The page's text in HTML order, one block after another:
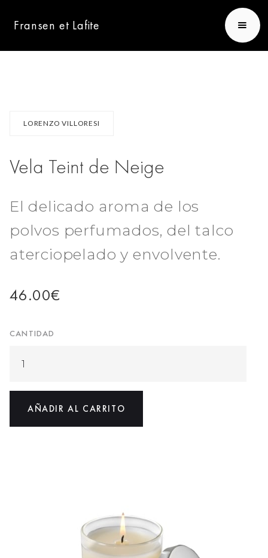
Fransen et Lafite
LORENZO VILLORESI
Vela Teint de Neige
El delicado aroma de los
polvos perfumados, del talco
aterciopelado y envolvente.
46.00€
CANTIDAD